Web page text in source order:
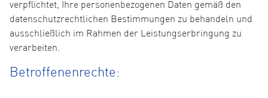
verpflichtet, Ihre personenbezogenen Daten gemäß den
datenschutzrechtlichen Bestimmungen zu behandeln und
ausschließlich im Rahmen der Leistungserbringung zu
verarbeiten.
Betroffenenrechte: